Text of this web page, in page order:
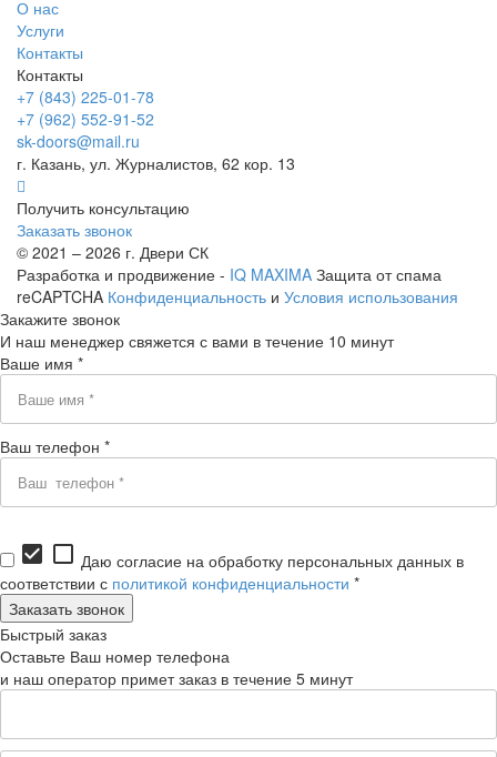
О нас
Услуги
Контакты
Контакты
+7 (843) 225-01-78
+7 (962) 552-91-52
sk-doors@mail.ru
г. Казань, ул. Журналистов, 62 кор. 13
Получить консультацию
Заказать звонок
© 2021 – 2026 г. Двери СК
Разработка и продвижение - IQ MAXIMA Защита от спама
reCAPTCHA Конфиденциальность и Условия использования
Закажите звонок
И наш менеджер свяжется с вами в течение 10 минут
Ваше имя *
Ваш телефон *
check_box check_box_outline_blank Даю согласие на обработку персональных данных в
соответствии с политикой конфиденциальности *
Быстрый заказ
Оставьте Ваш номер телефона
и наш оператор примет заказ в течение 5 минут